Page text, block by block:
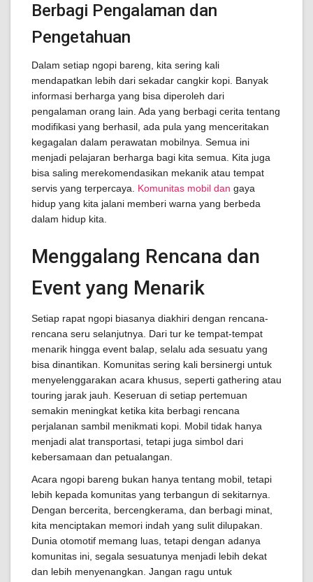
Berbagi Pengalaman dan
Pengetahuan
Dalam setiap ngopi bareng, kita sering kali
mendapatkan lebih dari sekadar cangkir kopi. Banyak
informasi berharga yang bisa diperoleh dari
pengalaman orang lain. Ada yang berbagi cerita tentang
modifikasi yang berhasil, ada pula yang menceritakan
kegagalan dalam perawatan mobilnya. Semua ini
menjadi pelajaran berharga bagi kita semua. Kita juga
bisa saling merekomendasikan mekanik atau tempat
servis yang terpercaya. Komunitas mobil dan gaya
hidup yang kita jalani memberi warna yang berbeda
dalam hidup kita.
Menggalang Rencana dan
Event yang Menarik
Setiap rapat ngopi biasanya diakhiri dengan rencana-
rencana seru selanjutnya. Dari tur ke tempat-tempat
menarik hingga event balap, selalu ada sesuatu yang
bisa dinantikan. Komunitas sering kali bersinergi untuk
menyelenggarakan acara khusus, seperti gathering atau
touring jarak jauh. Keseruan di setiap pertemuan
semakin meningkat ketika kita berbagi rencana
perjalanan sambil menikmati kopi. Mobil tidak hanya
menjadi alat transportasi, tetapi juga simbol dari
kebersamaan dan petualangan.
Acara ngopi bareng bukan hanya tentang mobil, tetapi
lebih kepada komunitas yang terbangun di sekitarnya.
Dengan bercerita, bercengkerama, dan berbagi minat,
kita menciptakan memori indah yang sulit dilupakan.
Dunia otomotif memang luas, tetapi dengan adanya
komunitas ini, segala sesuatunya menjadi lebih dekat
dan lebih menyenangkan. Jangan ragu untuk